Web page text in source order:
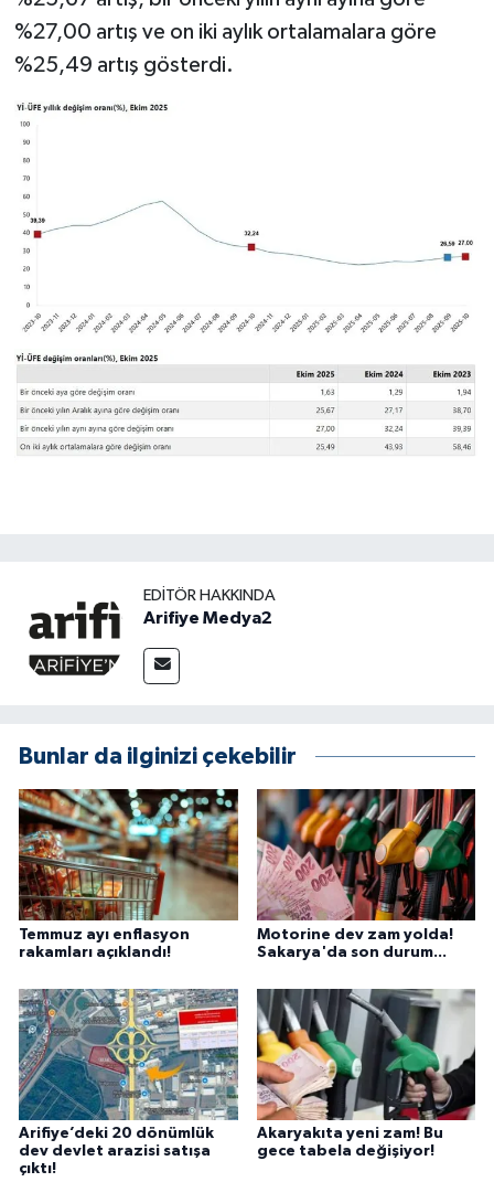
%27,00 artış ve on iki aylık ortalamalara göre
%25,49 artış gösterdi.
EDITÖR HAKKINDA
Arifiye Medya2
Bunlar da ilginizi çekebilir
Temmuz ayı enflasyon
rakamları açıklandı!
Motorine dev zam yolda!
Sakarya'da son durum...
Arifiye’deki 20 dönümlük
dev devlet arazisi satışa
çıktı!
Akaryakıta yeni zam! Bu
gece tabela değişiyor!